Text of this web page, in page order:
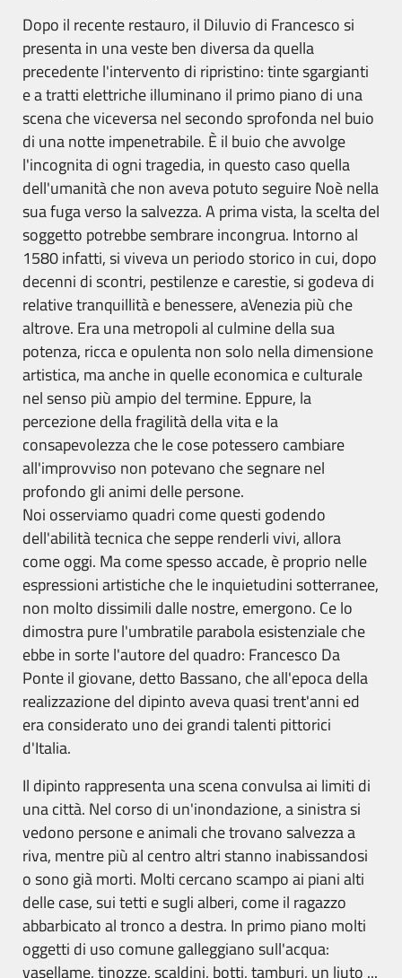
Dopo il recente restauro, il Diluvio di Francesco si
presenta in una veste ben diversa da quella
precedente l'intervento di ripristino: tinte sgargianti
e a tratti elettriche illuminano il primo piano di una
scena che viceversa nel secondo sprofonda nel buio
di una notte impenetrabile. È il buio che avvolge
l'incognita di ogni tragedia, in questo caso quella
dell'umanità che non aveva potuto seguire Noè nella
sua fuga verso la salvezza. A prima vista, la scelta del
soggetto potrebbe sembrare incongrua. Intorno al
1580 infatti, si viveva un periodo storico in cui, dopo
decenni di scontri, pestilenze e carestie, si godeva di
relative tranquillità e benessere, aVenezia più che
altrove. Era una metropoli al culmine della sua
potenza, ricca e opulenta non solo nella dimensione
artistica, ma anche in quelle economica e culturale
nel senso più ampio del termine. Eppure, la
percezione della fragilità della vita e la
consapevolezza che le cose potessero cambiare
all'improvviso non potevano che segnare nel
profondo gli animi delle persone.
Noi osserviamo quadri come questi godendo
dell'abilità tecnica che seppe renderli vivi, allora
come oggi. Ma come spesso accade, è proprio nelle
espressioni artistiche che le inquietudini sotterranee,
non molto dissimili dalle nostre, emergono. Ce lo
dimostra pure l'umbratile parabola esistenziale che
ebbe in sorte l'autore del quadro: Francesco Da
Ponte il giovane, detto Bassano, che all'epoca della
realizzazione del dipinto aveva quasi trent'anni ed
era considerato uno dei grandi talenti pittorici
d'Italia.
Il dipinto rappresenta una scena convulsa ai limiti di
una città. Nel corso di un'inondazione, a sinistra si
vedono persone e animali che trovano salvezza a
riva, mentre più al centro altri stanno inabissandosi
o sono già morti. Molti cercano scampo ai piani alti
delle case, sui tetti e sugli alberi, come il ragazzo
abbarbicato al tronco a destra. In primo piano molti
oggetti di uso comune galleggiano sull'acqua:
vasellame, tinozze, scaldini, botti, tamburi, un liuto ...